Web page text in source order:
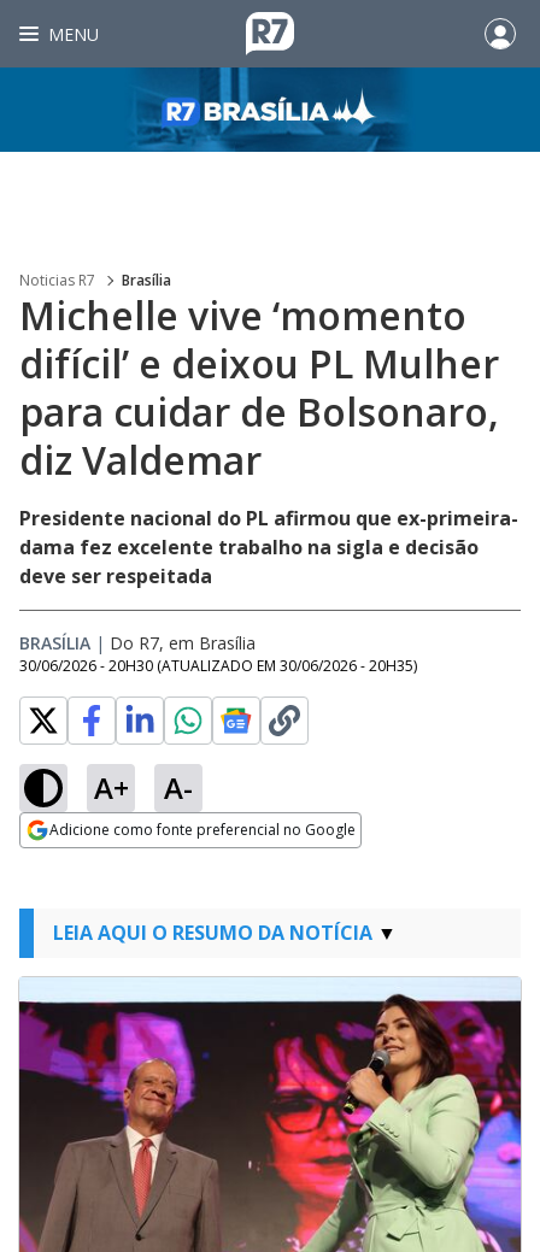
MENU
Noticias R7 Brasília
Michelle vive ‘momento
difícil’ e deixou PL Mulher
para cuidar de Bolsonaro,
diz Valdemar
Presidente nacional do PL afirmou que ex-primeira-
dama fez excelente trabalho na sigla e decisão
deve ser respeitada
BRASÍLIA | Do R7, em Brasília
30/06/2026 - 20H30 (ATUALIZADO EM 30/06/2026 - 20H35)
A+ A-
Adicione como fonte preferencial no Google
LEIA AQUI O RESUMO DA NOTÍCIA